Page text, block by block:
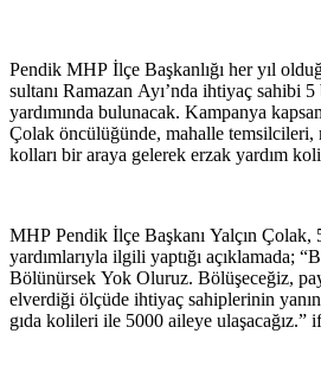
Pendik MHP İlçe Başkanlığı her yıl
sultanı Ramazan Ayı’nda ihtiyaç sahibi
yardımında bulunacak. Kampanya
Çolak öncülüğünde, mahalle temsilcileri,
kolları bir araya gelerek erzak yardım
MHP Pendik İlçe Başkanı Yalçın
yardımlarıyla ilgili yaptığı açıklamada;
Bölünürsek Yok Oluruz. Bölüşeceğiz,
elverdiği ölçüde ihtiyaç sahiplerinin
gıda kolileri ile 5000 aileye ulaşacağız.”